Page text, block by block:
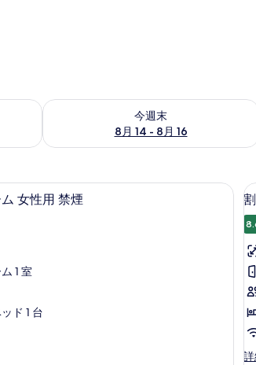
チェック
今週末
8月 14 - 8月 16
今週末 8月 14 - 8月 16 の空室状況をチ
女性用 禁煙
1 室
ド 1 台
割